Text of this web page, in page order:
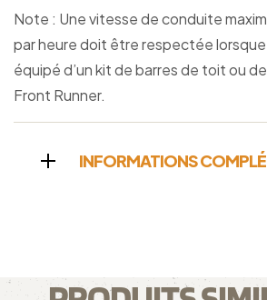
Note : Une vitesse de conduite
par heure doit être respectée
équipé d’un kit de barres de toit ou
Front Runner.
INFORMATIONS